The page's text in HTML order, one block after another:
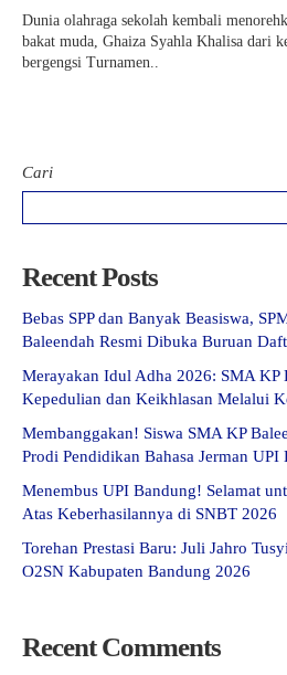
Dunia olahraga sekolah kembali
bakat muda, Ghaiza Syahla Khalisa dari
bergengsi Turnamen..
Cari
Recent Posts
Bebas SPP dan Banyak Beasiswa,
Baleendah Resmi Dibuka Buruan
Merayakan Idul Adha 2026: SMA KP
Kepedulian dan Keikhlasan Melalui
Membanggakan! Siswa SMA KP
Prodi Pendidikan Bahasa Jerman UPI
Menembus UPI Bandung! Selamat
Atas Keberhasilannya di SNBT 2026
Torehan Prestasi Baru: Juli Jahro
O2SN Kabupaten Bandung 2026
Recent Comments